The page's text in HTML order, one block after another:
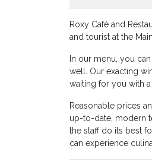
Roxy Café and
and tourist at the
In our menu, you
well. Our exacting
waiting for you with
Reasonable prices
up-to-date, modern
the staff do its best
can experience